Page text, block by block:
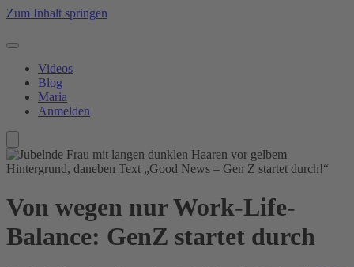
Zum Inhalt springen
Videos
Blog
Maria
Anmelden
Von wegen nur Work-Life-
Balance: GenZ startet durch